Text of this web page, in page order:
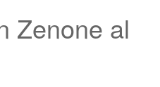
Zenone al